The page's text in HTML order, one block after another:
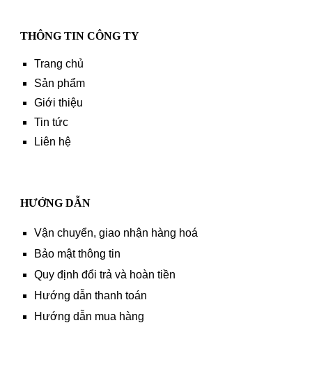
THÔNG TIN CÔNG TY
Trang chủ
Sản phẩm
Giới thiệu
Tin tức
Liên hệ
HƯỚNG DẪN
Vận chuyển, giao nhận hàng hoá
Bảo mật thông tin
Quy định đổi trả và hoàn tiền
Hướng dẫn thanh toán
Hướng dẫn mua hàng